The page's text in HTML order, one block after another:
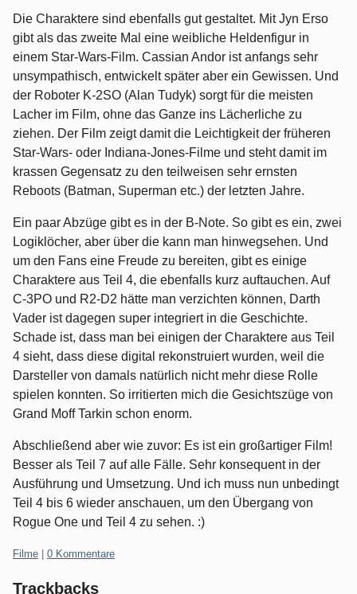
Die Charaktere sind ebenfalls gut gestaltet. Mit Jyn Erso
gibt als das zweite Mal eine weibliche Heldenfigur in
einem Star-Wars-Film. Cassian Andor ist anfangs sehr
unsympathisch, entwickelt später aber ein Gewissen. Und
der Roboter K-2SO (Alan Tudyk) sorgt für die meisten
Lacher im Film, ohne das Ganze ins Lächerliche zu
ziehen. Der Film zeigt damit die Leichtigkeit der früheren
Star-Wars- oder Indiana-Jones-Filme und steht damit im
krassen Gegensatz zu den teilweisen sehr ernsten
Reboots (Batman, Superman etc.) der letzten Jahre.
Ein paar Abzüge gibt es in der B-Note. So gibt es ein, zwei
Logiklöcher, aber über die kann man hinwegsehen. Und
um den Fans eine Freude zu bereiten, gibt es einige
Charaktere aus Teil 4, die ebenfalls kurz auftauchen. Auf
C-3PO und R2-D2 hätte man verzichten können, Darth
Vader ist dagegen super integriert in die Geschichte.
Schade ist, dass man bei einigen der Charaktere aus Teil
4 sieht, dass diese digital rekonstruiert wurden, weil die
Darsteller von damals natürlich nicht mehr diese Rolle
spielen konnten. So irritierten mich die Gesichtszüge von
Grand Moff Tarkin schon enorm.
Abschließend aber wie zuvor: Es ist ein großartiger Film!
Besser als Teil 7 auf alle Fälle. Sehr konsequent in der
Ausführung und Umsetzung. Und ich muss nun unbedingt
Teil 4 bis 6 wieder anschauen, um den Übergang von
Rogue One und Teil 4 zu sehen. :)
Kategorien:
Filme 0 Kommentare
Trackbacks